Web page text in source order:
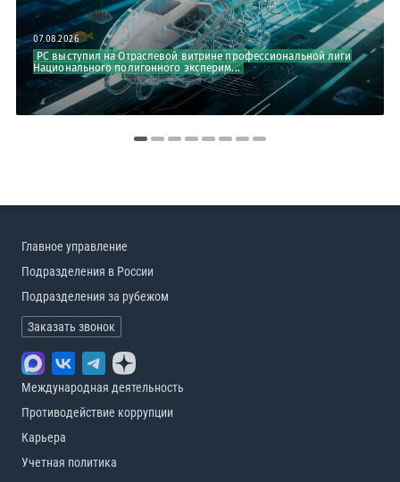
07.08.2026
РС выступил на Отраслевой витрине профессиональной лиги
Национального полигонного эксперим...
Главное управление
Подразделения в России
Подразделения за рубежом
Заказать звонок
Международная деятельность
Противодействие коррупции
Карьера
Учетная политика